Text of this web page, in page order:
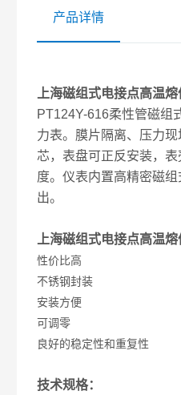
产品详情
上海磁组式电接点高温熔
PT124Y-616柔性管磁组
力表。膜片隔离、压力
芯，表盘可正反安装，
度。仪表内置高精密磁
出。
上海磁组式电接点高温熔
性价比高
不锈钢封装
安装方便
可调零
良好的稳定性和重复性
技术规格：